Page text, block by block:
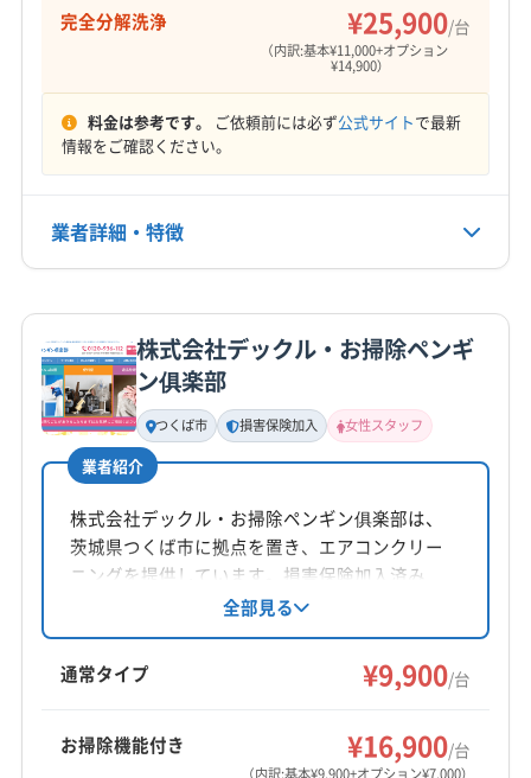
完全分解洗浄 ¥25,900/台
（内訳:基本¥11,000+オプション
¥14,900）
料金は参考です。 ご依頼前には必ず公式サイトで最新
情報をご確認ください。
業者詳細・特徴
基本情報
代表者名
本多
所在地
対応地域
(埼玉県) 加須市
(埼玉県) 深谷市
(埼玉県) 東松山市
(埼玉県) 比企郡小川町
(埼玉県) 比企郡川島町
営業時間
株式会社デックル・お掃除ペンギ
ン俱楽部
つくば市 損害保険加入 女性スタッフ
業者紹介
株式会社デックル・お掃除ペンギン俱楽部は、
茨城県つくば市に拠点を置き、エアコンクリー
ニングを提供しています。損害保険加入済み
で、女性スタッフの同行も可能です。基本料金
9,900円からで、複数台割引や消臭抗菌コートな
どのオプションも用意。土日祝日も対応し、年
中無休で営業しています。
全部見る
通常タイプ ¥9,900/台
お掃除機能付き ¥16,900/台
（内訳:基本¥9,900+オプション¥7,000）